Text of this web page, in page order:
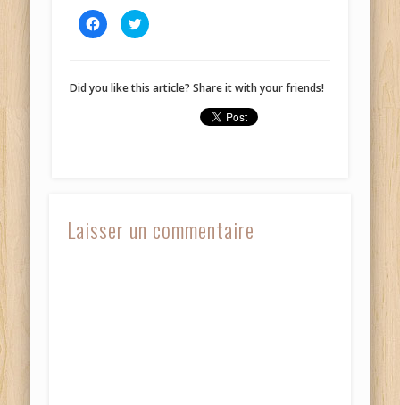
Cliquez
pour
partager
une
nouvelle
Cliquez
pour
une
nouvelle
Did you like this article? Share it with your friends!
Laisser un commentaire